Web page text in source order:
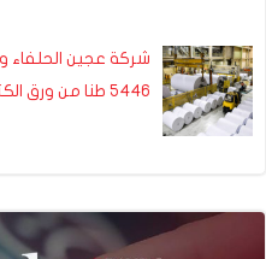
شركة عجين الحلفاء
5446 طنا من ورق الكتاب المدرسي وتؤمّن كامل…